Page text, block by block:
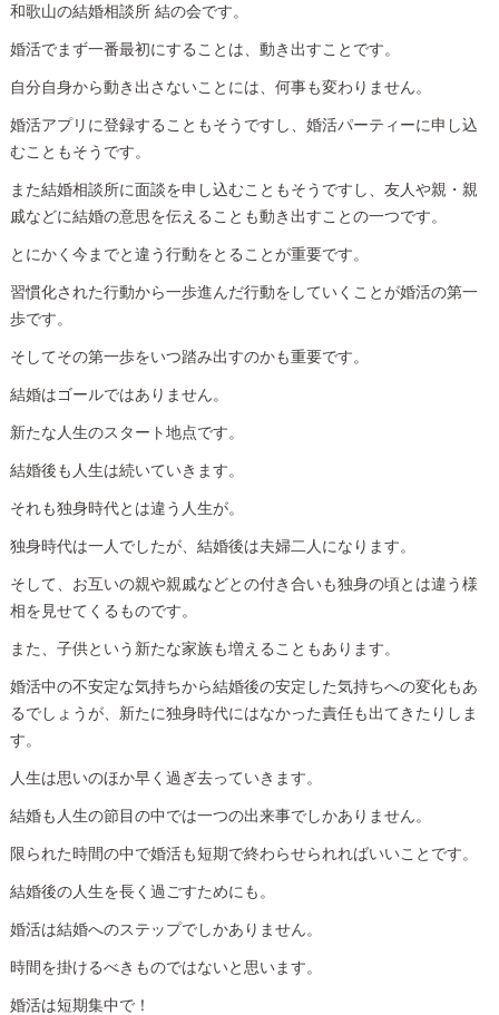
和歌山の結婚相談所 結の会です。
婚活でまず一番最初にすることは、動き出すことです。
自分自身から動き出さないことには、何事も変わりません。
婚活アプリに登録することもそうですし、婚活パーティーに申し込
むこともそうです。
また結婚相談所に面談を申し込むこともそうですし、友人や親・親
戚などに結婚の意思を伝えることも動き出すことの一つです。
とにかく今までと違う行動をとることが重要です。
習慣化された行動から一歩進んだ行動をしていくことが婚活の第一
歩です。
そしてその第一歩をいつ踏み出すのかも重要です。
結婚はゴールではありません。
新たな人生のスタート地点です。
結婚後も人生は続いていきます。
それも独身時代とは違う人生が。
独身時代は一人でしたが、結婚後は夫婦二人になります。
そして、お互いの親や親戚などとの付き合いも独身の頃とは違う様
相を見せてくるものです。
また、子供という新たな家族も増えることもあります。
婚活中の不安定な気持ちから結婚後の安定した気持ちへの変化もあ
るでしょうが、新たに独身時代にはなかった責任も出てきたりしま
す。
人生は思いのほか早く過ぎ去っていきます。
結婚も人生の節目の中では一つの出来事でしかありません。
限られた時間の中で婚活も短期で終わらせられればいいことです。
結婚後の人生を長く過ごすためにも。
婚活は結婚へのステップでしかありません。
時間を掛けるべきものではないと思います。
婚活は短期集中で！